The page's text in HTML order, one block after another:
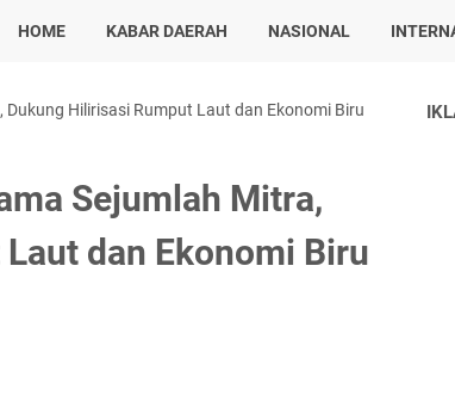
HOME KABAR DAERAH NASIONAL
Dukung Hilirisasi Rumput Laut dan Ekonomi Biru
Sejumlah Mitra,
dan Ekonomi Biru